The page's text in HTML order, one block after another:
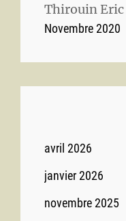
Thirouin Eric
Novembre 2020
avril 2026
janvier 2026
novembre 2025